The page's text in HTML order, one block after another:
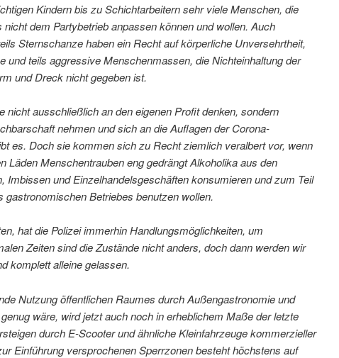
Kindern bis zu Schichtarbeitern sehr viele Menschen, die
dem Partybetrieb anpassen können und wollen. Auch
Sternschanze haben ein Recht auf körperliche Unversehrtheit,
und teils aggressive Menschenmassen, die Nichteinhaltung der
und Dreck nicht gegeben ist.
nicht ausschließlich an den eigenen Profit denken, sondern
nehmen und sich an die Auflagen der Corona-
es. Doch sie kommen sich zu Recht ziemlich veralbert vor, wenn
Läden Menschentrauben eng gedrängt Alkoholika aus den
Imbissen und Einzelhandelsgeschäften konsumieren und zum Teil
gastronomischen Betriebes benutzen wollen.
hat die Polizei immerhin Handlungsmöglichkeiten, um
Zeiten sind die Zustände nicht anders, doch dann werden wir
komplett alleine gelassen.
Nutzung öffentlichen Raumes durch Außengastronomie und
wäre, wird jetzt auch noch in erheblichem Maße der letzte
durch E-Scooter und ähnliche Kleinfahrzeuge kommerzieller
Einführung versprochenen Sperrzonen besteht höchstens auf